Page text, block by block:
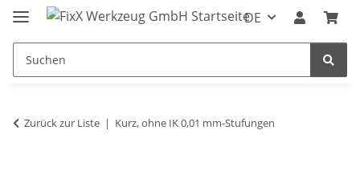
DE
Zurück zur Liste Kurz, ohne IK 0,01 mm-Stufungen